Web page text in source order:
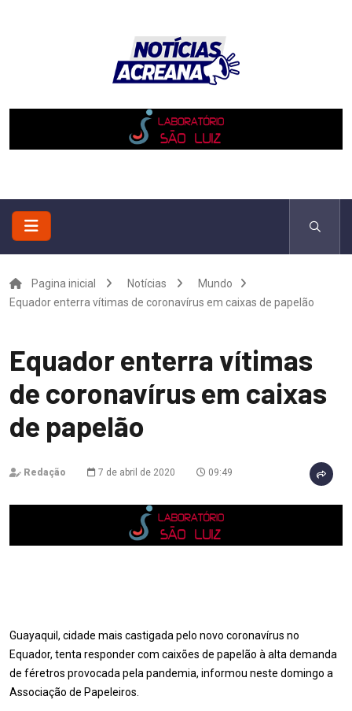
Pagina inicial Notícias
Mundo
Equador enterra vítimas de coronavírus em caixas de papelão
Equador enterra vítimas
de coronavírus em caixas
de papelão
Redação 7 de abril de 2020 09:49
Guayaquil, cidade mais castigada pelo novo coronavírus no
Equador, tenta responder com caixões de papelão à alta demanda
de féretros provocada pela pandemia, informou neste domingo a
Associação de Papeleiros.